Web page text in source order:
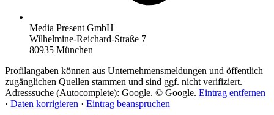
Media Present GmbH
Wilhelmine-Reichard-Straße 7
80935 München
Profilangaben können aus Unternehmensmeldungen und öffentlich
zugänglichen Quellen stammen und sind ggf. nicht verifiziert.
Adresssuche (Autocomplete): Google. © Google. Eintrag entfernen
· Daten korrigieren · Eintrag beanspruchen